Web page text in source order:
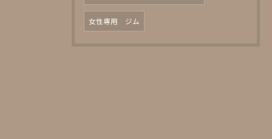
女性専用 ジム